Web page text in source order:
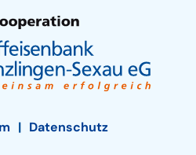
Datenschutz